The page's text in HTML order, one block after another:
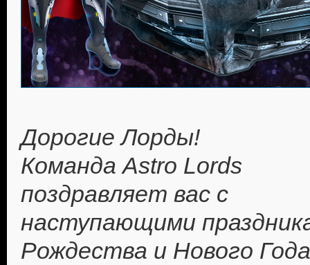
Дорогие Лорды!
Команда Astro Lords
поздравляет вас с
наступающими
Рождества и Нового